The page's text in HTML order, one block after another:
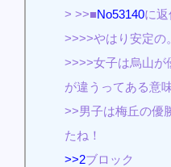
> >>■No53140に
>>>>やはり安定の
>>>>女子は烏山が
が違うってある意
>>男子は梅丘の優
たね！
>>2ブロック